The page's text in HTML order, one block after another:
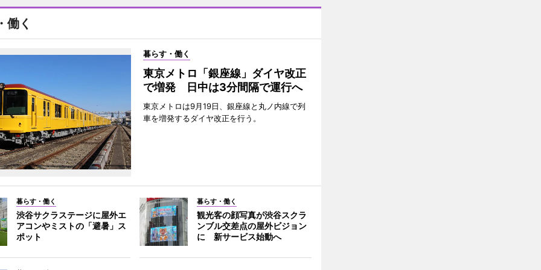
働く
暮らす・働く
東京メトロ「銀座線」ダイヤ改正
で増発 日中は3分間隔で運行へ
東京メトロは9月19日、銀座線と丸ノ内線で列
車を増発するダイヤ改正を行う。
暮らす・働く
渋谷サクラステージに屋外エ
アコンやミストの「避暑」ス
ポット
暮らす・働く
観光客の顔写真が渋谷スクラ
ンブル交差点の屋外ビジョン
に 新サービス始動へ